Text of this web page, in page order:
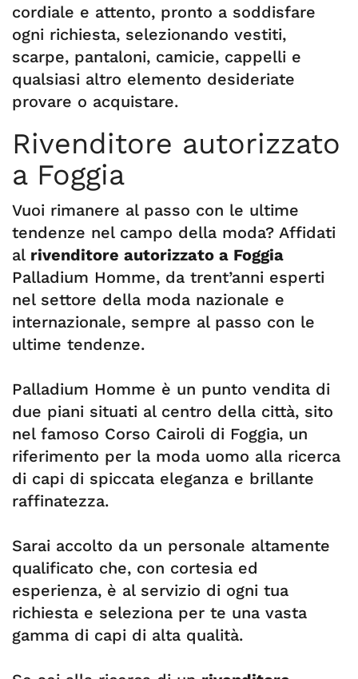
cordiale e attento, pronto a soddisfare
ogni richiesta, selezionando vestiti,
scarpe, pantaloni, camicie, cappelli e
qualsiasi altro elemento desideriate
provare o acquistare.
Rivenditore autorizzato
a Foggia
Vuoi rimanere al passo con le ultime
tendenze nel campo della moda? Affidati
al rivenditore autorizzato a Foggia
Palladium Homme, da trent’anni esperti
nel settore della moda nazionale e
internazionale, sempre al passo con le
ultime tendenze.
Palladium Homme è un punto vendita di
due piani situati al centro della città, sito
nel famoso Corso Cairoli di Foggia, un
riferimento per la moda uomo alla ricerca
di capi di spiccata eleganza e brillante
raffinatezza.
Sarai accolto da un personale altamente
qualificato che, con cortesia ed
esperienza, è al servizio di ogni tua
richiesta e seleziona per te una vasta
gamma di capi di alta qualità.